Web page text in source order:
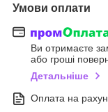
Умови оплати
Ви отримаєте
або гроші
Детальніше
Оплата на